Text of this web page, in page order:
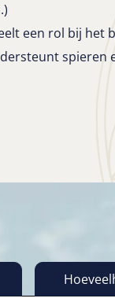
een rol bij het
spieren